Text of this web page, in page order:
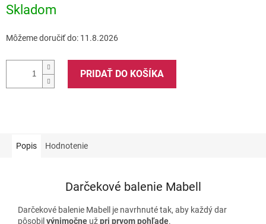
Skladom
Môžeme doručiť do: 11.8.2026
PRIDAŤ DO KOŠÍKA
Popis Hodnotenie
Darčekové balenie Mabell
Darčekové balenie Mabell je navrhnuté tak, aby každý dar
pôsobil výnimočne užpri prvom pohľade.